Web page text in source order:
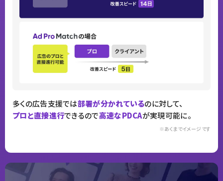
多くの広告支援では部署が分かれているのに対して、
プロと直接進行できるので高速なPDCAが実現可能に。
※あくまでイメージです